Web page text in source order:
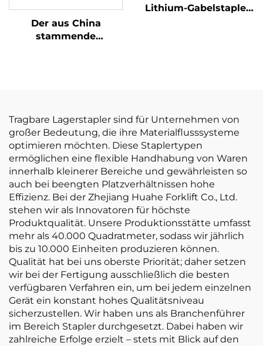
Der aus China
stammende
ist preisgünstig.
Lithium-Gabelstapler
Tragbare Lagerstapler sind für Unternehmen von
großer Bedeutung, die ihre Materialflusssysteme
optimieren möchten. Diese Staplertypen
ermöglichen eine flexible Handhabung von Waren
innerhalb kleinerer Bereiche und gewährleisten so
auch bei beengten Platzverhältnissen hohe
Effizienz. Bei der Zhejiang Huahe Forklift Co., Ltd.
stehen wir als Innovatoren für höchste
Produktqualität. Unsere Produktionsstätte umfasst
mehr als 40.000 Quadratmeter, sodass wir jährlich
bis zu 10.000 Einheiten produzieren können.
Qualität hat bei uns oberste Priorität; daher setzen
wir bei der Fertigung ausschließlich die besten
verfügbaren Verfahren ein, um bei jedem einzelnen
Gerät ein konstant hohes Qualitätsniveau
sicherzustellen. Wir haben uns als Branchenführer
im Bereich Stapler durchgesetzt. Dabei haben wir
zahlreiche Erfolge erzielt – stets mit Blick auf den